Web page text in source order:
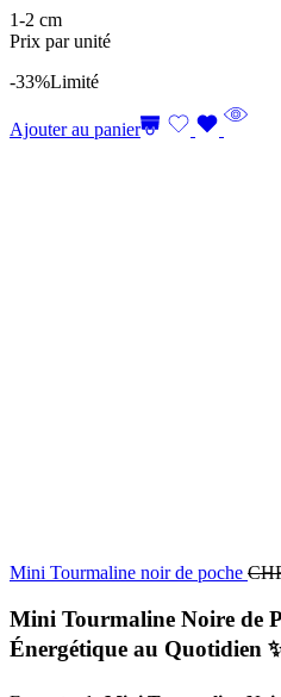
1-2 cm
Prix par unité
-33%Limité
Ajouter au panier
Mini Tourmaline noir de poche
Mini Tourmaline Noire de
Énergétique au Quotidien